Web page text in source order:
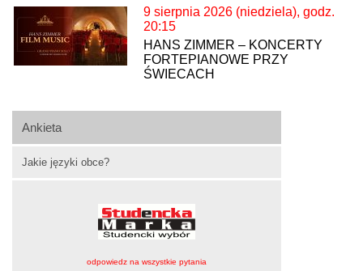
Ankieta
Jakie języki obce?
odpowiedz na wszystkie pytania
9 sierpnia 2026 (niedziela), godz.
20:15
HANS ZIMMER – KONCERTY
FORTEPIANOWE PRZY
ŚWIECACH